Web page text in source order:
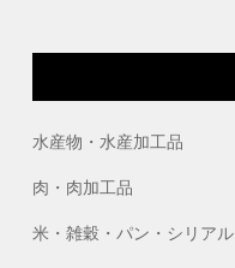
水産物・水産加工品
肉・肉加工品
米・雑穀・パン・シリアル